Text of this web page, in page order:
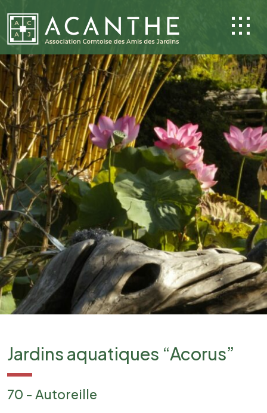
Jardins aquatiques “Acorus”
70 - Autoreille